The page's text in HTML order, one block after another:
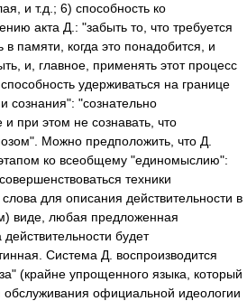
и т.д.; 6) способность ко
акта Д.: "забыть то, что требуется
в памяти, когда это понадобится, и
и, главное, применять этот процесс
удерживаться на границе
сознания": "сознательно
и при этом не сознавать, что
Можно предположить, что Д.
ко всеобщему "единомыслию":
техники
для описания действительности в
виде, любая предложенная
действительности будет
Система Д. воспроизводится
(крайне упрощенного языка, который
обслуживания официальной идеологии